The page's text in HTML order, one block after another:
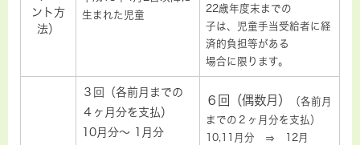
ント方
法）
生まれた児童
22歳年度末までの
子は、児童手当受給者に経
済的負担等がある
場合に限ります。
３回（各前月までの
４ヶ月分を支払）
10月分～ 1月分
６回（偶数月）
（各前月
までの２ヶ月分を支払）
10,11月分 ⇒ 12月